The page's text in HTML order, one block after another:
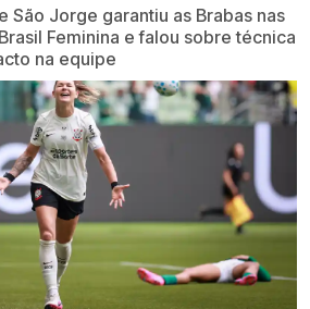
São Jorge garantiu as Brabas nas
Feminina e falou sobre técnica
na equipe